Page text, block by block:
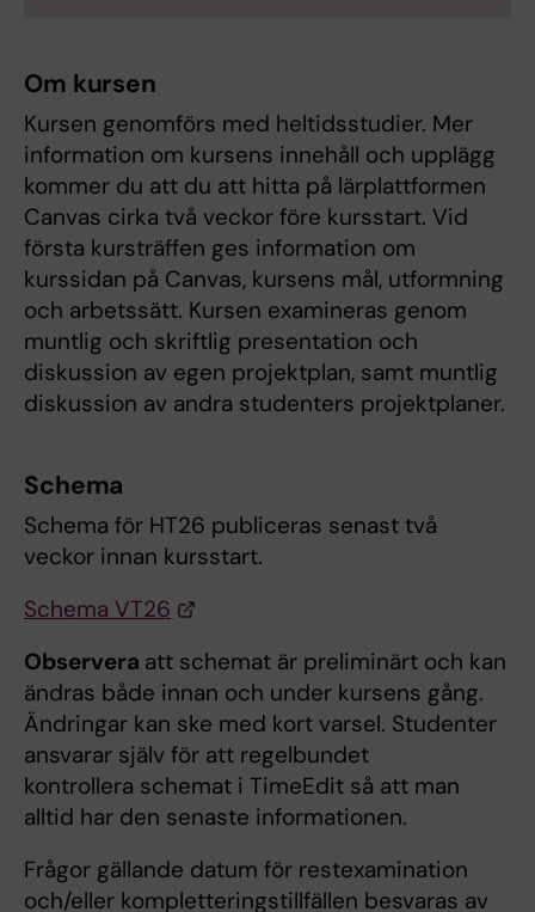
Om kursen
Kursen genomförs med heltidsstudier. Mer
information om kursens innehåll och upplägg
kommer du att du att hitta på lärplattformen
Canvas cirka två veckor före kursstart. Vid
första kursträffen ges information om
kurssidan på Canvas, kursens mål, utformning
och arbetssätt. Kursen examineras genom
muntlig och skriftlig presentation och
diskussion av egen projektplan, samt muntlig
diskussion av andra studenters projektplaner.
Schema
Schema för HT26 publiceras senast två
veckor innan kursstart.
Schema VT26
Observera att schemat är preliminärt och kan
ändras både innan och under kursens gång.
Ändringar kan ske med kort varsel. Studenter
ansvarar själv för att regelbundet
kontrollera schemat i TimeEdit så att man
alltid har den senaste informationen.
Frågor gällande datum för restexamination
och/eller kompletteringstillfällen besvaras av